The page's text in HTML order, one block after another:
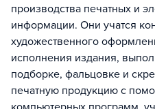
производства печатных и
информации. Они учатся
художественного
исполнения издания,
подборке, фальцовке и
печатную продукцию с